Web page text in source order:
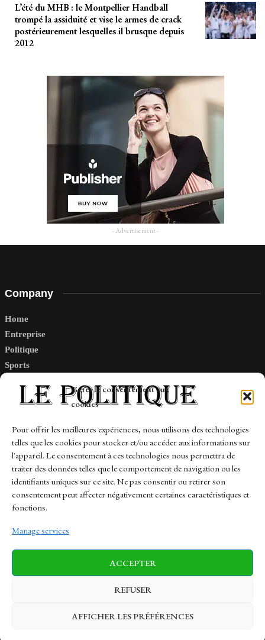
Gérer le consentement aux
cookies
Pour offrir les meilleures expériences, nous utilisons des technologies
telles que les cookies pour stocker et/ou accéder aux informations sur
l'appareil. Le consentement à ces technologies nous permettra de
traiter des données telles que le comportement de navigation ou les
identifiants uniques sur ce site. Ne pas consentir ou retirer son
consentement peut affecter négativement certaines caractéristiques et
fonctions.
Manage services
ACCEPTER
REFUSER
AFFICHER LES PRÉFÉRENCES
L’été du MHB : le Montpellier Handball
trompé la assiduité et vise le armes de crack
postérieurement lesquelles il brusque depuis
2012
- Advertisement -
Company
Home
Entreprise
Politique
Sports
Links
Contact
Sitemap
News Finance-Marches Politics
Business Tech Health Sports Travel
© 1997-2026 - lepolitique.net. All Rights Reserved.